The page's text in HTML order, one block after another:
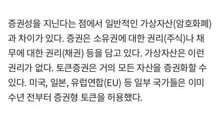
증권성을 지닌다는 점에서 일반적인 가상자산(암호화폐)
과 차이가 있다. 증권은 소유권에 대한 권리(주식)나 채
무에 대한 권리(채권) 등을 담고 있다. 가상자산은 이런
권리가 없다. 토큰증권은 거의 모든 자산을 증권화할 수
있다. 미국, 일본, 유럽연합(EU) 등 일부 국가들은 이미
수년 전부터 증권형 토큰을 허용했다.